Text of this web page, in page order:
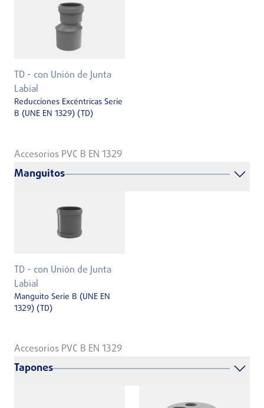
TD - con Unión de Junta
Labial
Reducciones Excéntricas Serie
B (UNE EN 1329) (TD)
Accesorios PVC B EN 1329
Manguitos
TD - con Unión de Junta
Labial
Manguito Serie B (UNE EN
1329) (TD)
Accesorios PVC B EN 1329
Tapones